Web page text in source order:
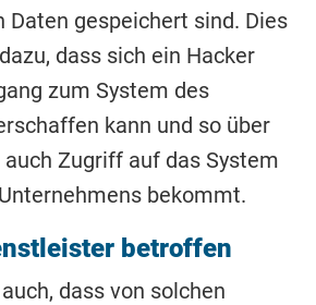
Daten gespeichert sind. Dies
dass sich ein Hacker
zum System des
kann und so über
auch Zugriff auf das System
bekommt.
betroffen
dass von solchen